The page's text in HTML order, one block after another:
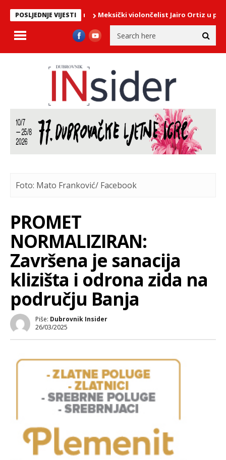
POSLJEDNJE VIJESTIMeksički violončelist Jairo Ortiz u
Foto: Mato Franković/ Facebook
PROMET
NORMALIZIRAN:
Završena je sanacija
klizišta i odrona zida na
području Banja
Piše: Dubrovnik Insider
26/03/2025